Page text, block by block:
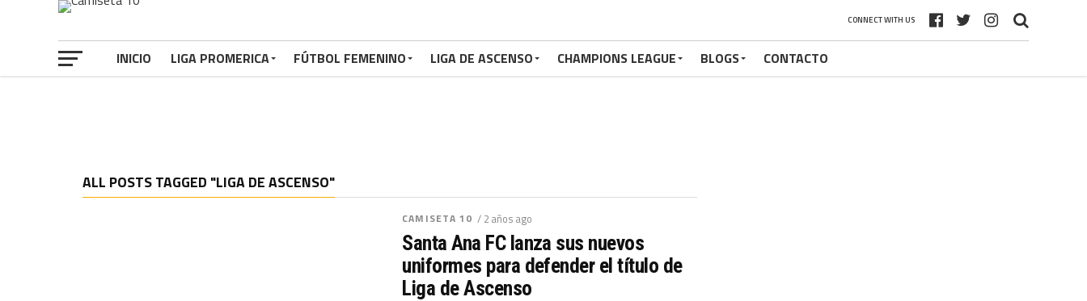
CONNECT WITH US
INICIO LIGA PROMERICA FÚTBOL FEMENINO LIGA DE ASCENSO CHAMPIONS LEAGUE BLOGS CONTACTO
ALL POSTS TAGGED "LIGA DE ASCENSO"
CAMISETA 10 / 2 años ago
Santa Ana FC lanza sus nuevos
uniformes para defender el título de
Liga de Ascenso